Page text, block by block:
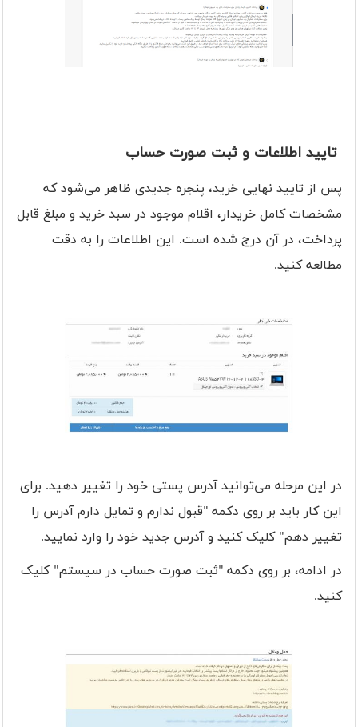
تایید اطلاعات و ثبت صورت حساب
پس از تایید نهایی خرید، پنجره جدیدی ظاهر می‌شود که
مشخصات کامل خریدار، اقلام موجود در سبد خرید و مبلغ قابل
پرداخت، در آن درج شده است. این اطلاعات را به دقت
مطالعه کنید.
در این مرحله می‌توانید آدرس پستی خود را تغییر دهید. برای
این کار باید بر روی دکمه "قبول ندارم و تمایل دارم آدرس را
تغییر دهم" کلیک کنید و آدرس جدید خود را وارد نمایید.
در ادامه، بر روی دکمه "ثبت صورت حساب در سیستم" کلیک
کنید.